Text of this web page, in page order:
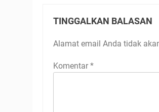
TINGGALKAN BALASAN
Alamat email Anda tidak
Komentar *